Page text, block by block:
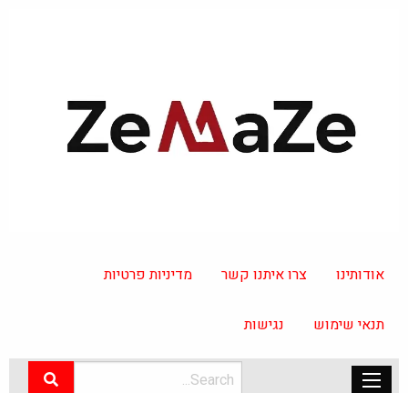
אודותינו צרו איתנו קשר מדיניות פרטיות
תנאי שימוש נגישות